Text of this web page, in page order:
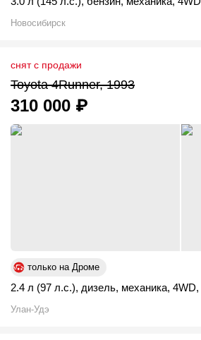
Новосибирск
снят с продажи
Toyota 4Runner, 1993
310 000 ₽
только на Дроме
2.4 л (97 л.с.), дизель, механика, 4WD,
Улан-Удэ